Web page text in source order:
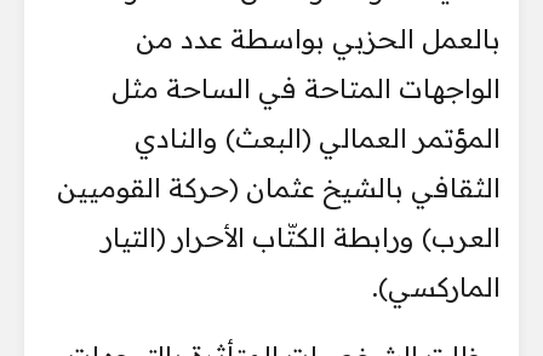
بالعمل الحزبي بواسطة عدد من
الواجهات المتاحة في الساحة مثل
المؤتمر العمالي (البعث) والنادي
الثقافي بالشيخ عثمان (حركة القوميين
العرب) ورابطة الكتّاب الأحرار (التيار
الماركسي).